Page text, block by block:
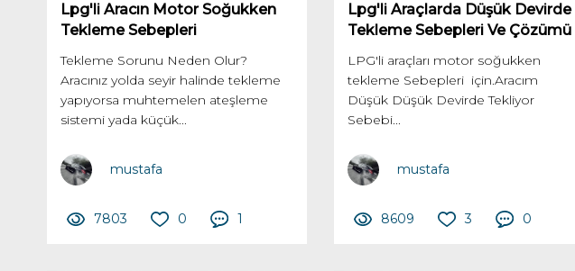
Lpg'li Aracın Motor Soğukken
Tekleme Sebepleri
Tekleme Sorunu Neden Olur?
Aracınız yolda seyir halinde tekleme
yapıyorsa muhtemelen ateşleme
sistemi yada küçük...
mustafa
7803 0 1
Lpg'li Araçlarda Düşük Devirde
Tekleme Sebepleri Ve Çözümü
LPG'li araçları motor soğukken
tekleme Sebepleri için.Aracım
Düşük Düşük Devirde Tekliyor
Sebebi...
mustafa
8609 3 0